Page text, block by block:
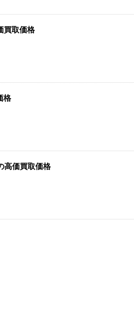
買取価格
格
高価買取価格